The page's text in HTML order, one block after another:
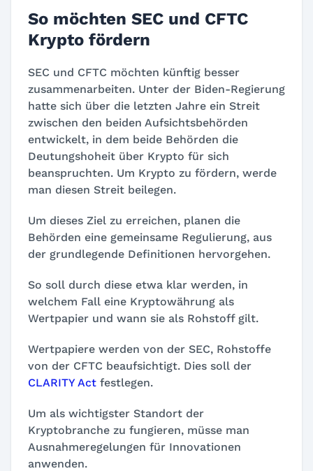
So möchten SEC und CFTC
Krypto fördern
SEC und CFTC möchten künftig besser
zusammenarbeiten. Unter der Biden-Regierung
hatte sich über die letzten Jahre ein Streit
zwischen den beiden Aufsichtsbehörden
entwickelt, in dem beide Behörden die
Deutungshoheit über Krypto für sich
beanspruchten. Um Krypto zu fördern, werde
man diesen Streit beilegen.
Um dieses Ziel zu erreichen, planen die
Behörden eine gemeinsame Regulierung, aus
der grundlegende Definitionen hervorgehen.
So soll durch diese etwa klar werden, in
welchem Fall eine Kryptowährung als
Wertpapier und wann sie als Rohstoff gilt.
Wertpapiere werden von der SEC, Rohstoffe
von der CFTC beaufsichtigt. Dies soll der
CLARITY Act festlegen.
Um als wichtigster Standort der
Kryptobranche zu fungieren, müsse man
Ausnahmeregelungen für Innovationen
anwenden.